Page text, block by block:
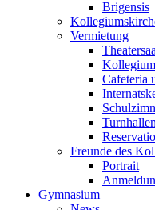
Brigensis
Vermietung
Cafeteria
Freunde des
Portrait
Gymnasium